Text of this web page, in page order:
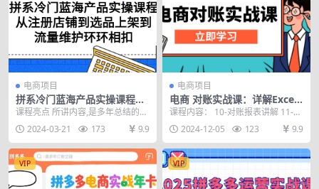
电商项目
拼系冷门蓝海产品实操课程，
从注册店铺到选品上架到流量
维护环环相扣
课程亮点 所讲内容,是多年总结的实
操经验和运营干货 从注册店铺到选
品上架到流量维...
2024-03-21 173 9.9
电商项目
电商 对账实战课：详解Excel
对账模板搭建，包含报表讲
解，核算方法
课程内容： 10-对账报表讲解 11-利
润报表模块组成 12-核算营业收入 1
3... 2024-12-05 123 9.9
VIP VIP